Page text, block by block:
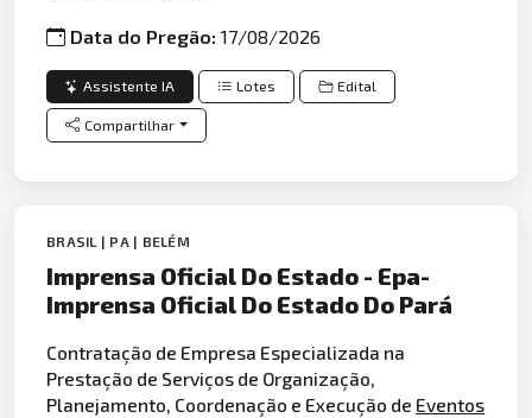
Data do Pregão:17/08/2026
Assistente IA Lotes Edital
Compartilhar
BRASIL | PA | BELÉM
Imprensa Oficial Do Estado - Epa-
Imprensa Oficial Do Estado Do Pará
Contratação de Empresa Especializada na
Prestação de Serviços de Organização,
Planejamento, Coordenação e Execução de Eventos